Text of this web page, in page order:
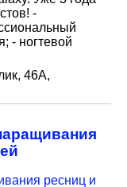
-
- ногтевой
46А,